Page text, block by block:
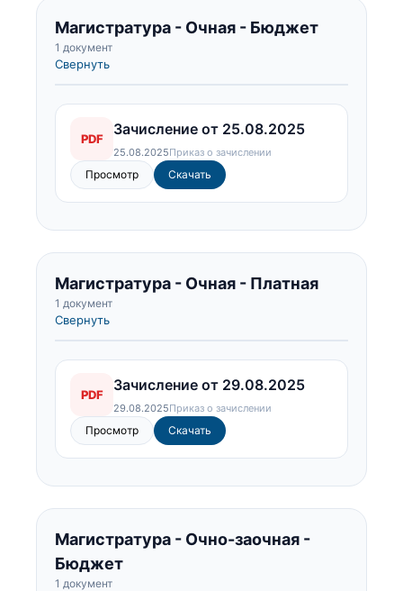
Магистратура - Очная - Бюджет
1 документ
Свернуть
PDF
Зачисление от 25.08.2025
25.08.2025Приказ о зачислении
Просмотр Скачать
Магистратура - Очная - Платная
1 документ
Свернуть
PDF
Зачисление от 29.08.2025
29.08.2025Приказ о зачислении
Просмотр Скачать
Магистратура - Очно-заочная -
Бюджет
1 документ